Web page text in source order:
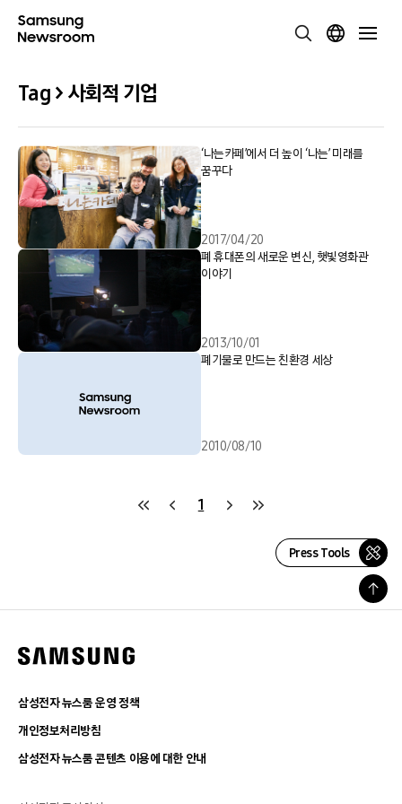
Tag > 사회적 기업
‘나는카페’에서 더 높이 ‘나는’ 미래를
꿈꾸다
2017/04/20
폐 휴대폰의 새로운 변신, 햇빛영화관
이야기
2013/10/01
폐기물로 만드는 친환경 세상
2010/08/10
1
Press Tools
삼성전자 뉴스룸 운영 정책
개인정보처리방침
삼성전자 뉴스룸 콘텐츠 이용에 대한 안내